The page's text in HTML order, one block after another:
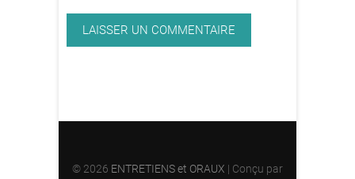
© 2026 ENTRETIENS et ORAUX | Conçu par